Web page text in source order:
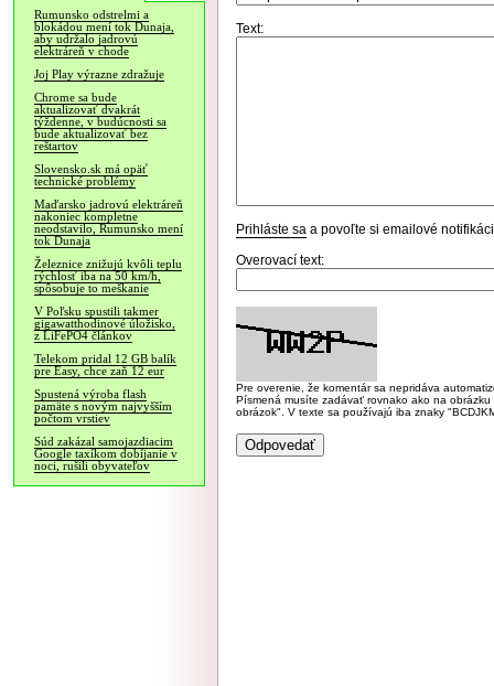
Rumunsko odstrelmi a
blokádou mení tok Dunaja,
aby udržalo jadrovú
elektráreň v chode
Joj Play výrazne zdražuje
Chrome sa bude
aktualizovať dvakrát
týždenne, v budúcnosti sa
bude aktualizovať bez
reštartov
Slovensko.sk má opäť
technické problémy
Maďarsko jadrovú elektráreň
nakoniec kompletne
neodstavilo, Rumunsko mení
tok Dunaja
Železnice znižujú kvôli teplu
rýchlosť iba na 50 km/h,
spôsobuje to meškanie
V Poľsku spustili takmer
gigawatthodinové úložisko,
z LiFePO4 článkov
Telekom pridal 12 GB balík
pre Easy, chce zaň 12 eur
Spustená výroba flash
pamäte s novým najvyšším
počtom vrstiev
Súd zakázal samojazdiacim
Google taxíkom dobíjanie v
noci, rušili obyvateľov
Text:
Prihláste sa a povoľte si emailové
Overovací text:
Pre overenie, že komentár sa nepridáva
Písmená musíte zadávať rovnako ako na
obrázok". V texte sa používajú iba znaky